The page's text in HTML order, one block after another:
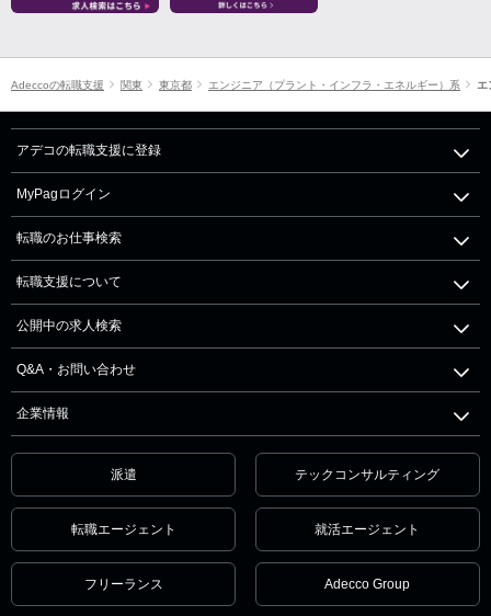
Adeccoの転職支援 関東 東京都 エンジニア（プラント・インフラ・エネルギー）系 エ
アデコの転職支援に登録
MyPagログイン
転職のお仕事検索
転職支援について
公開中の求人検索
Q&A・お問い合わせ
企業情報
派遣 テックコンサルティング
転職エージェント 就活エージェント
フリーランス Adecco Group